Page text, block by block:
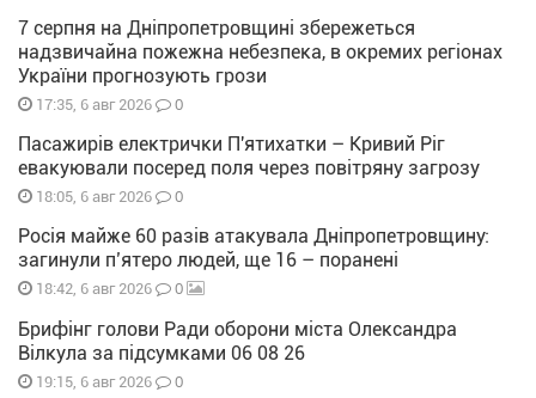
7 серпня на Дніпропетровщині збережеться
надзвичайна пожежна небезпека, в окремих регіонах
України прогнозують грози
17:35, 6 авг 2026 0
Пасажирів електрички П'ятихатки – Кривий Ріг
евакуювали посеред поля через повітряну загрозу
18:05, 6 авг 2026 0
Росія майже 60 разів атакувала Дніпропетровщину:
загинули п’ятеро людей, ще 16 – поранені
18:42, 6 авг 2026 0
Брифінг голови Ради оборони міста Олександра
Вілкула за підсумками 06 08 26
19:15, 6 авг 2026 0